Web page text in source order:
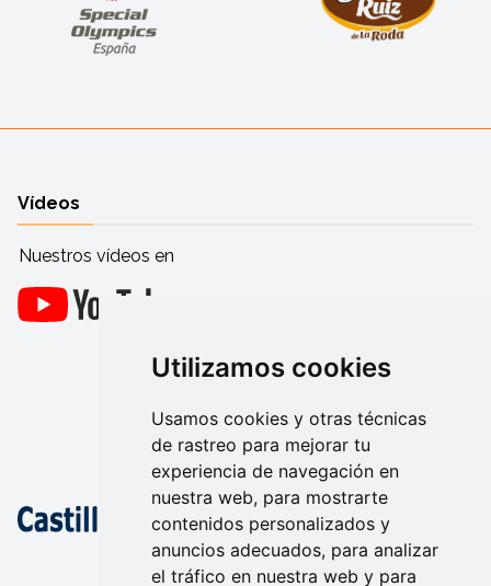
Utilizamos cookies
Usamos cookies y otras técnicas
de rastreo para mejorar tu
experiencia de navegación en
nuestra web, para mostrarte
contenidos personalizados y
anuncios adecuados, para analizar
el tráfico en nuestra web y para
Vídeos
Nuestros vídeos en